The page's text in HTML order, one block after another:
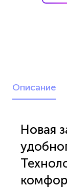
Описание
Новая